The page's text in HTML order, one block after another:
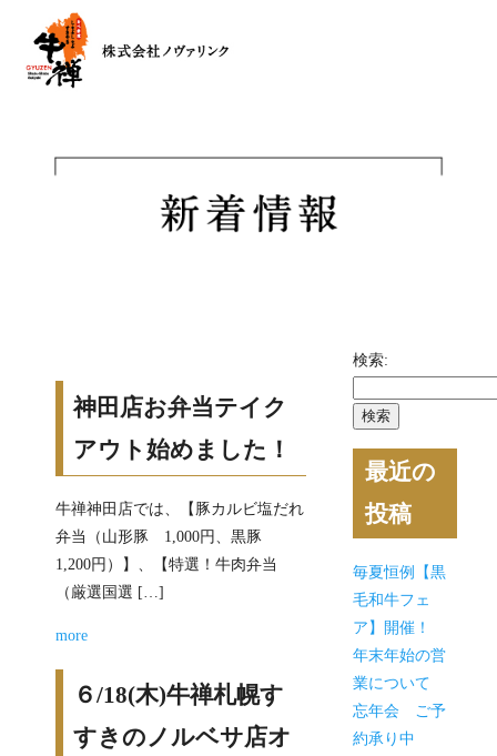
神田店お弁当テイク
アウト始めました！
牛禅神田店では、【豚カルビ塩だれ
弁当（山形豚 1,000円、黒豚
1,200円）】、【特選！牛肉弁当
（厳選国選 […]
more
６/18(木)牛禅札幌す
すきのノルベサ店オ
検索:
最近の
投稿
毎夏恒例【黒
毛和牛フェ
ア】開催！
年末年始の営
業について
忘年会 ご予
約承り中